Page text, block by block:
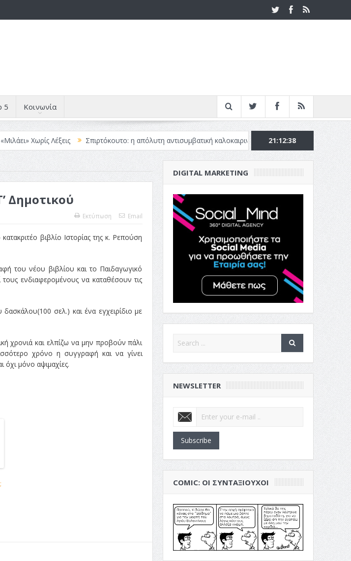
5 Κοινωνία
Λέξεις Σπιρτόκουτο: η απόλυτη αντισυμβατική καλοκαιρινή ταινία Το Top 5 της εβδομάδας #517
21:12:39
Δημοτικού
Εκτύπωση Email
βιβλίο Ιστορίας της κ. Ρεπούση
του νέου βιβλίου και το Παιδαγωγικό
ενδιαφερομένους να καταθέσουν τις
σελ.) και ένα εγχειρίδιο με
χρονιά και ελπίζω να μην προβούν πάλι
χρόνο η συγγραφή και να γίνει
όχι μόνο αψιμαχίες.
DIGITAL MARKETING
NEWSLETTER
Subscribe
COMIC: ΟΙ ΣΥΝΤΑΞΙΟΎΧΟΙ